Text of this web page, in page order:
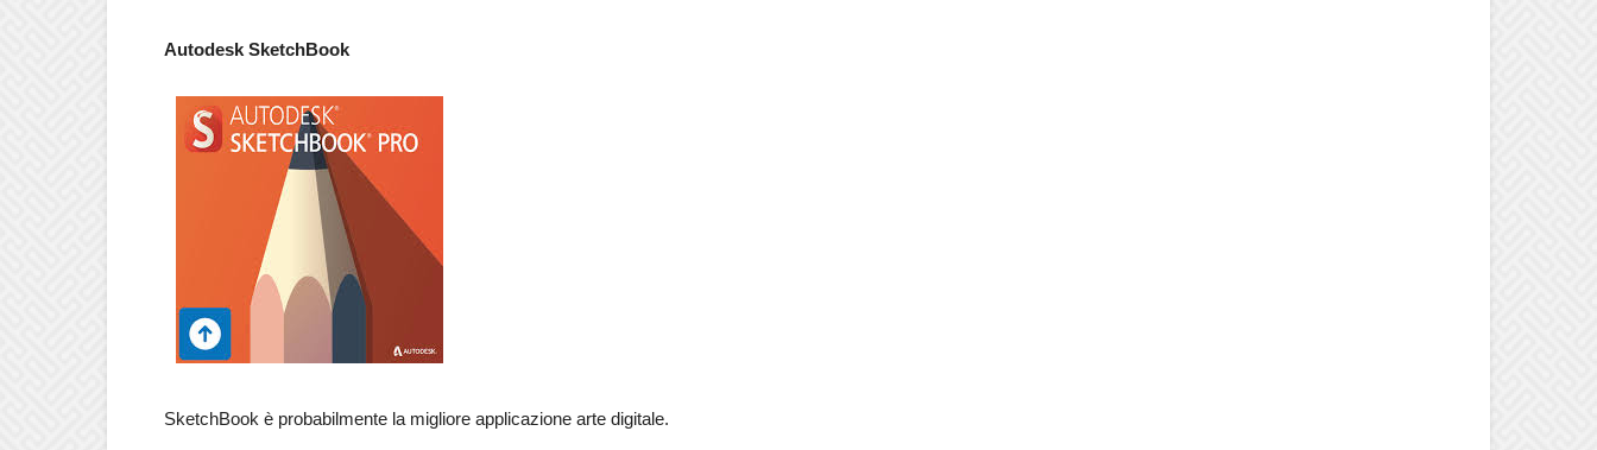
Autodesk SketchBook
SketchBook è probabilmente la migliore applicazione arte digitale.